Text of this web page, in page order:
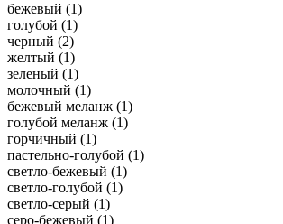
бежевый (1)
голубой (1)
черный (2)
желтый (1)
зеленый (1)
молочный (1)
бежевый меланж (1)
голубой меланж (1)
горчичный (1)
пастельно-голубой (1)
светло-бежевый (1)
светло-голубой (1)
светло-серый (1)
серо-бежевый (1)